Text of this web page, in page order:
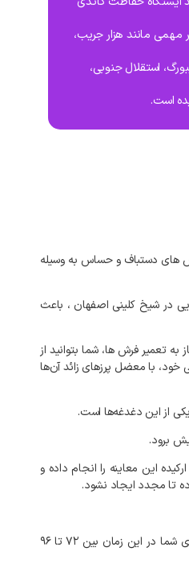
مهمی مانند هزار جریب،
استقلال جنوبی،
است.
های دستباف و حساس به وسیله
در شیخ کلینی اصفهان ، باعث
تعمیر فرش‌ ها، شما بتوانید از
با معضل پرزهای زائد آن‌ها
از این دغدغه‌ها است.
برود.
این معاینه را انجام داده و
تا مجدد ایجاد نشود.
در فصل پاییز تحویل فرش‌های قالیشویی در شیخ کلینی ۲۴ تا ۴۸ ساعته خواهد بود. اما همانطور که می‌دانید، زمستان و نزدیک عید نوروز شلوغ‌ترین زمان برای قالیشویی‌ها است. معمولا فرش‌های شما در این زمان بین ۷۲ تا ۹۶